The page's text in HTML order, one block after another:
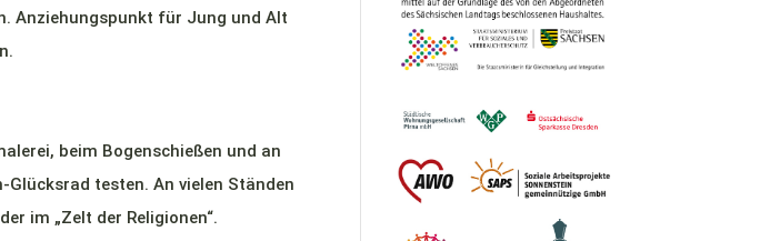
Anziehungspunkt für Jung und Alt
beim Bogenschießen und an
testen. An vielen Ständen
im „Zelt der Religionen“.